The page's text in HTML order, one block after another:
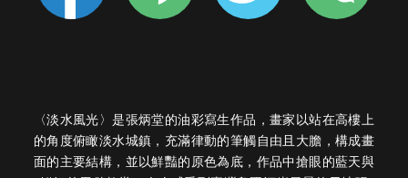
〈淡水風光〉是張炳堂的油彩寫生作品，畫家以站在高樓上
的角度俯瞰淡水城鎮，充滿律動的筆觸自由且大膽，構成畫
面的主要結構，並以鮮豔的原色為底，作品中搶眼的藍天與